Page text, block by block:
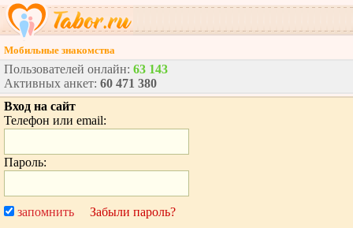
Мобильные знакомства
Пользователей онлайн: 63 143
Активных анкет: 60 471 380
Вход на сайт
Телефон или email:
Пароль:
запомнить Забыли пароль?